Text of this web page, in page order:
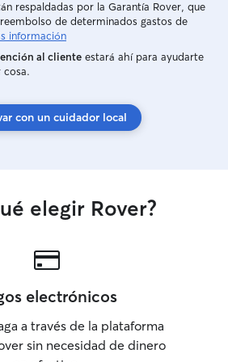
respaldadas por la Garantía Rover, que
de determinados gastos de
información
al cliente estará ahí para ayudarte
cosa.
con un cuidador local
elegir Rover?
electrónicos
a través de la plataforma
sin necesidad de dinero